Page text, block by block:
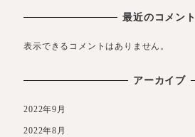
最近のコメント
表示できるコメントはありません。
アーカイブ
2022年9月
2022年8月